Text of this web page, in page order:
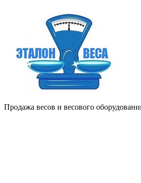
Продажа весов и весового